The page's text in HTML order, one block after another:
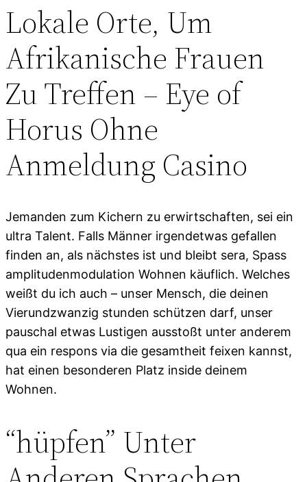
Lokale Orte, Um
Afrikanische Frauen
Zu Treffen – Eye of
Horus Ohne
Anmeldung Casino
Jemanden zum Kichern zu erwirtschaften, sei ein
ultra Talent. Falls Männer irgendetwas gefallen
finden an, als nächstes ist und bleibt sera, Spass
amplitudenmodulation Wohnen käuflich. Welches
weißt du ich auch – unser Mensch, die deinen
Vierundzwanzig stunden schützen darf, unser
pauschal etwas Lustigen ausstoßt unter anderem
qua ein respons via die gesamtheit feixen kannst,
hat einen besonderen Platz inside deinem
Wohnen.
“hüpfen” Unter